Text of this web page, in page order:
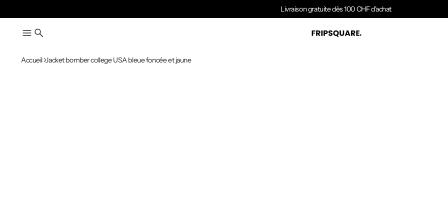
Livraison gratuite dès 100 CHF d'achat
Accueil Jacket bomber college USA bleue foncée et jaune